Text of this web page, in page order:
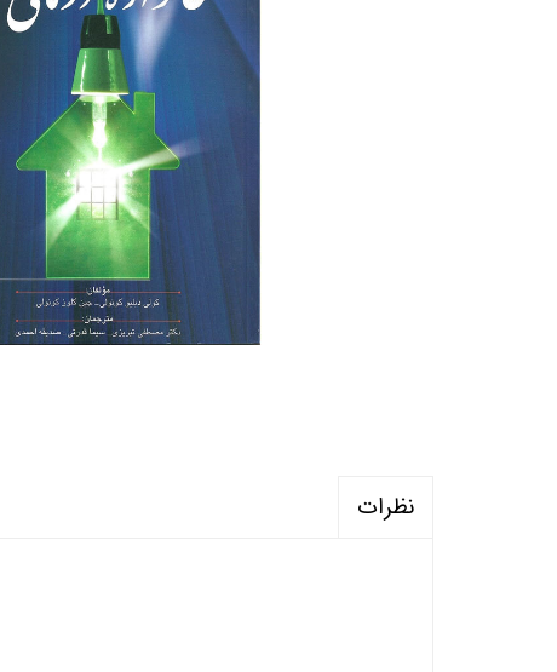
منابع آزمون استخدامی آموزگار ابتدایی
روانکاوی
نظرات